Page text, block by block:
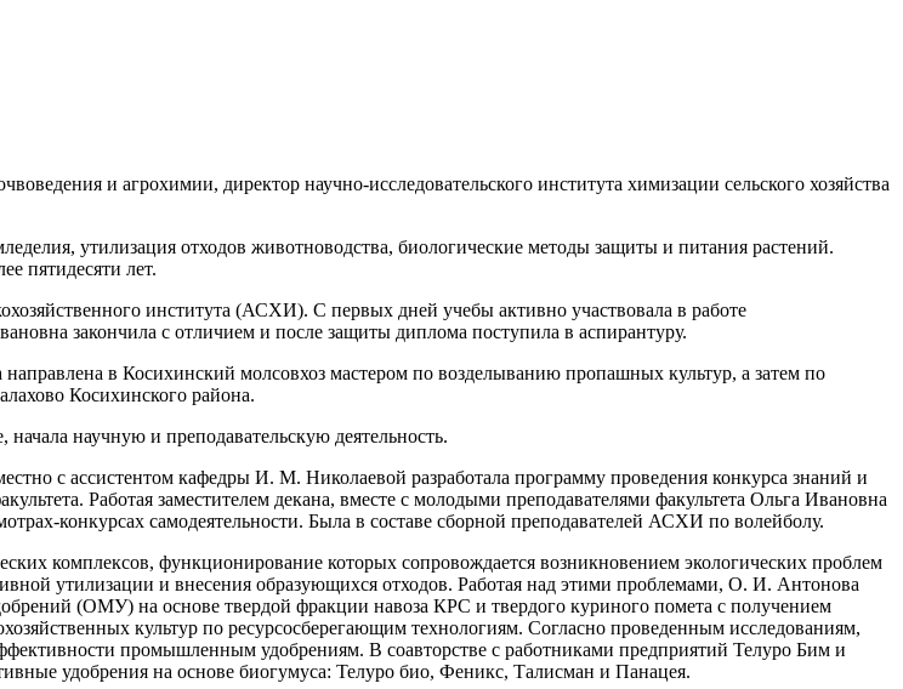
и агрохимии, директор научно-исследовательского института химизации сельского хозяйства
утилизация отходов животноводства, биологические методы защиты и питания растений.
пятидесяти лет.
института (АСХИ). С первых дней учебы активно участвовала в работе
закончила с отличием и после защиты диплома поступила в аспирантуру.
в Косихинский молсовхоз мастером по возделыванию пропашных культур, а затем по
Косихинского района.
научную и преподавательскую деятельность.
с ассистентом кафедры И. М. Николаевой разработала программу проведения конкурса знаний и
Работая заместителем декана, вместе с молодыми преподавателями факультета Ольга Ивановна
конкурсах самодеятельности. Была в составе сборной преподавателей АСХИ по волейболу.
комплексов, функционирование которых сопровождается возникновением экологических проблем
утилизации и внесения образующихся отходов. Работая над этими проблемами, О. И. Антонова
(ОМУ) на основе твердой фракции навоза КРС и твердого куриного помета с получением
культур по ресурсосберегающим технологиям. Согласно проведенным исследованиям,
промышленным удобрениям. В соавторстве с работниками предприятий Телуро Бим и
удобрения на основе биогумуса: Телуро био, Феникс, Талисман и Панацея.